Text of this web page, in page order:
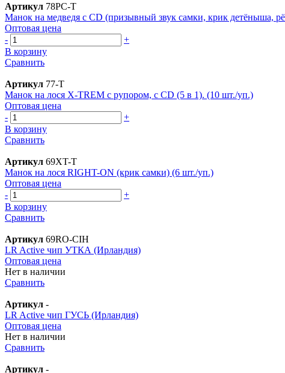
Артикул 78PC-T
Манок на медведя с CD (призывный звук самки, крик детёныша,
Оптовая цена
-
+
В корзину
Сравнить
Артикул 77-T
Манок на лося X-TREM с рупором, с CD (5 в 1). (10 шт./уп.)
Оптовая цена
-
+
В корзину
Сравнить
Артикул 69XT-T
Манок на лося RIGHT-ON (крик самки) (6 шт./уп.)
Оптовая цена
-
+
В корзину
Сравнить
Артикул 69RO-CIH
LR Active чип УТКА (Ирландия)
Оптовая цена
Нет в наличии
Сравнить
Артикул -
LR Active чип ГУСЬ (Ирландия)
Оптовая цена
Нет в наличии
Сравнить
Артикул -